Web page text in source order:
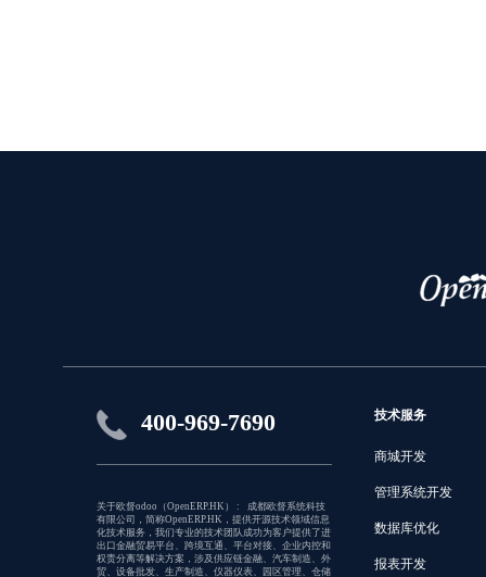
400-969-7690
关于欧督odoo（OpenERP.HK） : 成都欧督系统科技
有限公司，简称OpenERP.HK，提供开源技术领域信息
化技术服务，我们专业的技术团队成功为客户提供了进
出口金融贸易平台、跨境互通、平台对接、企业内控和
权责分离等解决方案，涉及供应链金融、汽车制造、外
贸、设备批发、生产制造、仪器仪表、园区管理、仓储
技术服务
商城开发
管理系统开发
数据库优化
报表开发